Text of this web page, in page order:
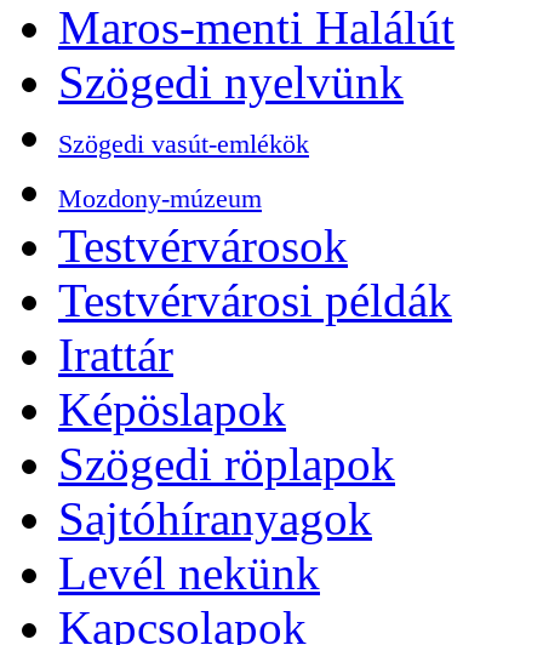
Maros-menti Halálút
Szögedi nyelvünk
Szögedi vasút-emlékök
Mozdony-múzeum
Testvérvárosok
Testvérvárosi példák
Irattár
Képöslapok
Szögedi röplapok
Sajtóhíranyagok
Levél nekünk
Kapcsolapok